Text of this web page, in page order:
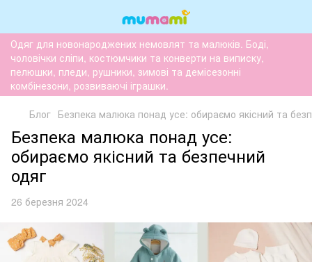
Одяг для новонароджених немовлят та малюків. Боді,
чоловічки сліпи, костюмчики та конверти на виписку,
пелюшки, пледи, рушники, зимові та демісезонні
комбінезони, розвиваючі іграшки.
Блог Безпека малюка понад усе: обираємо якісний та
Безпека малюка понад усе:
обираємо якісний та безпечний
одяг
26 березня 2024